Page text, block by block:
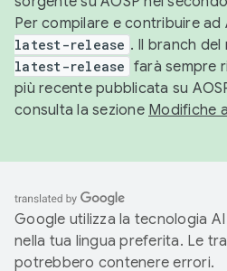
Per compilare e contribuire ad
latest-release . Il branch del
latest-release farà sempre
più recente pubblicata su
consulta la sezione Modifiche
Google utilizza la tecnologia
nella tua lingua preferita. Le
potrebbero contenere errori.